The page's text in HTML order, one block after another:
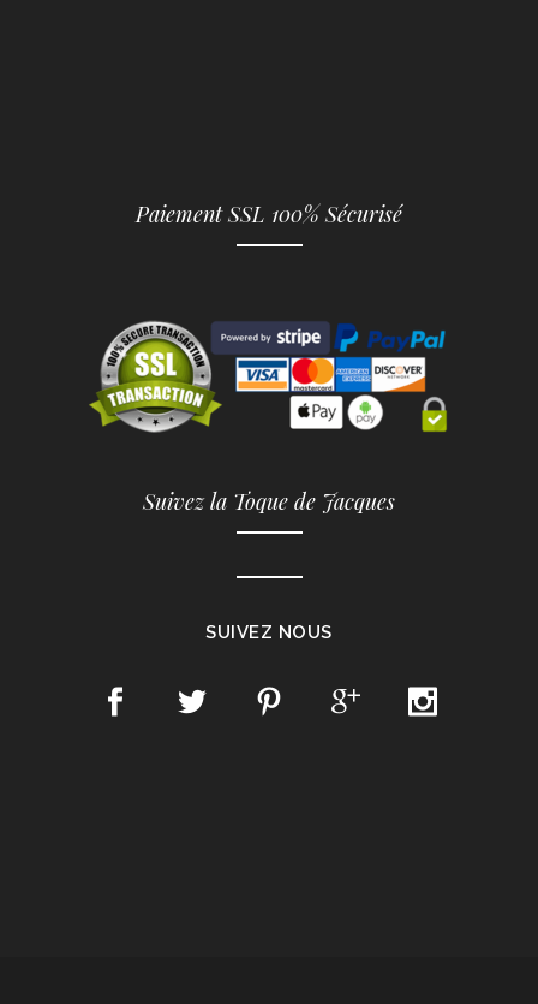
Paiement SSL 100% Sécurisé
Suivez la Toque de Jacques
SUIVEZ NOUS